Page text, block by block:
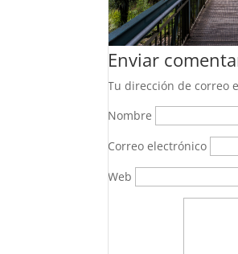
Enviar
Tu dirección de correo
Nombre
Correo electrónico
Web